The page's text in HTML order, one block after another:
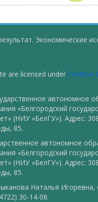
Экономические
are licensed under Creative
автономное
«Белгородский
(НИУ «БелГУ»). Адрес:
85.
автономное
«Белгородский
(НИУ «БелГУ»). Адрес:
85.
Наталья Игоревна,
30-14-08.